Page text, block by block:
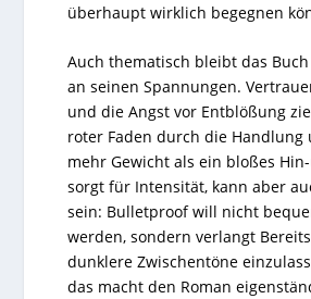
überhaupt wirklich begegnen
Auch thematisch bleibt das
an seinen Spannungen.
und die Angst vor Entblößung
roter Faden durch die Handlung
mehr Gewicht als ein bloßes
sorgt für Intensität, kann aber
sein: Bulletproof will nicht
werden, sondern verlangt
dunklere Zwischentöne
das macht den Roman